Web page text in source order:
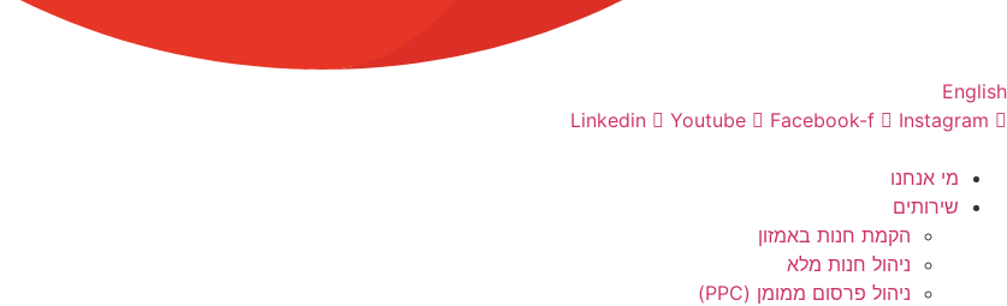
English
Linkedin
Youtube Facebook-f Instagram
מי אנחנו
שירותים
הקמת חנות באמזון
ניהול חנות מלא
ניהול פרסום ממומן (PPC)